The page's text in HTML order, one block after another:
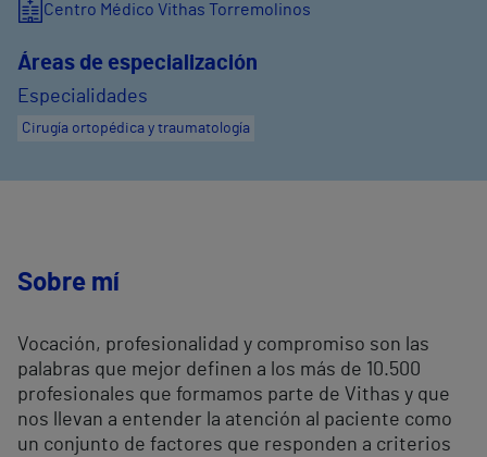
Centro Médico Vithas Torremolinos
Áreas de especialización
Especialidades
Cirugía ortopédica y traumatología
Sobre mí
Vocación, profesionalidad y compromiso son las
palabras que mejor definen a los más de 10.500
profesionales que formamos parte de Vithas y que
nos llevan a entender la atención al paciente como
un conjunto de factores que responden a criterios